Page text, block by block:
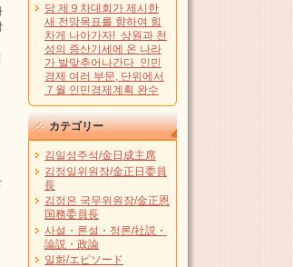
당 제９차대회가 제시한
새 전망목표를 향하여 힘
차게 나아가자! 상원과 천
성의 증산기세에 온 나라
가 발맞추어나간다 인민
경제 여러 부문, 단위에서
７월 인민경제계획 완수
カテゴリー
김일성주석/金日成主席
김정일위원장/金正日委員
長
김정은 국무위원장/金正恩
国務委員長
사설・론설・정론/社説・
論説・政論
일화/エピソード